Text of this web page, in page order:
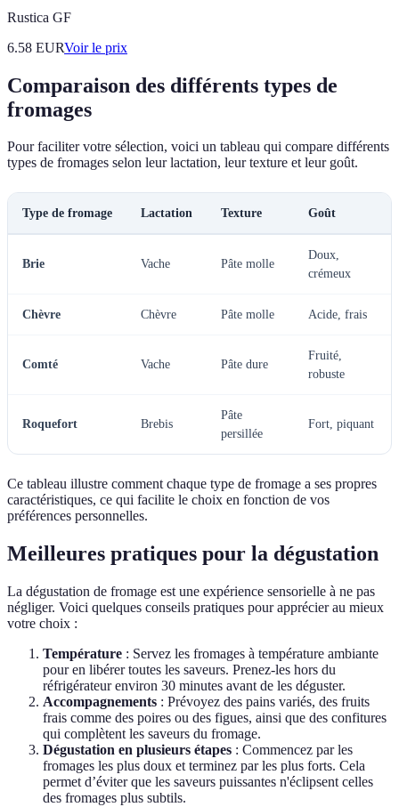
Rustica GF
6.58 EURVoir le prix
Comparaison des différents types de
fromages
Pour faciliter votre sélection, voici un tableau qui compare différents
types de fromages selon leur lactation, leur texture et leur goût.
Type de fromage Lactation Texture Goût
Brie Vache Pâte molle
Doux,
crémeux
Chèvre Chèvre Pâte molle Acide, frais
Comté Vache Pâte dure
Fruité,
robuste
Roquefort Brebis
Pâte
persillée
Fort, piquant
Ce tableau illustre comment chaque type de fromage a ses propres
caractéristiques, ce qui facilite le choix en fonction de vos
préférences personnelles.
Meilleures pratiques pour la dégustation
La dégustation de fromage est une expérience sensorielle à ne pas
négliger. Voici quelques conseils pratiques pour apprécier au mieux
votre choix :
Température : Servez les fromages à température ambiante
pour en libérer toutes les saveurs. Prenez-les hors du
réfrigérateur environ 30 minutes avant de les déguster.
Accompagnements : Prévoyez des pains variés, des fruits
frais comme des poires ou des figues, ainsi que des confitures
qui complètent les saveurs du fromage.
Dégustation en plusieurs étapes : Commencez par les
fromages les plus doux et terminez par les plus forts. Cela
permet d’éviter que les saveurs puissantes n'éclipsent celles
des fromages plus subtils.